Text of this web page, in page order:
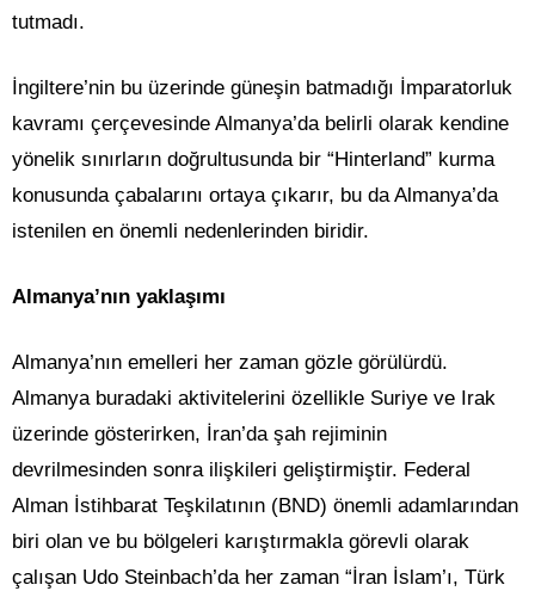
tutmadı.
İngiltere’nin bu üzerinde güneşin batmadığı İmparatorluk
kavramı çerçevesinde Almanya’da belirli olarak kendine
yönelik sınırların doğrultusunda bir “Hinterland” kurma
konusunda çabalarını ortaya çıkarır, bu da Almanya’da
istenilen en önemli nedenlerinden biridir.
Almanya’nın yaklaşımı
Almanya’nın emelleri her zaman gözle görülürdü.
Almanya buradaki aktivitelerini özellikle Suriye ve Irak
üzerinde gösterirken, İran’da şah rejiminin
devrilmesinden sonra ilişkileri geliştirmiştir. Federal
Alman İstihbarat Teşkilatının (BND) önemli adamlarından
biri olan ve bu bölgeleri karıştırmakla görevli olarak
çalışan Udo Steinbach’da her zaman “İran İslam’ı, Türk